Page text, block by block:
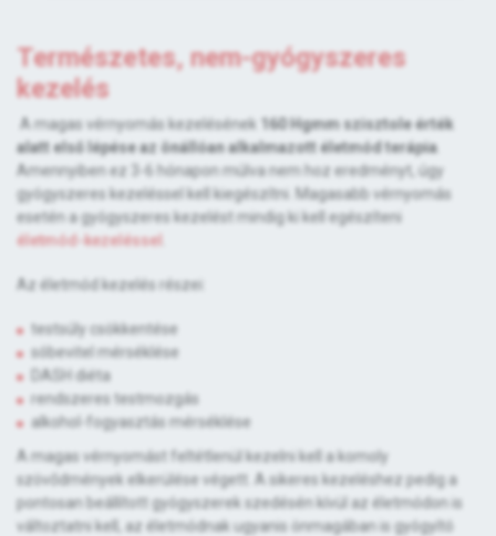
Természetes, nem-gyógyszeres
kezelés
A magas vérnyomás kezelésének
160 Hgmm szisztole érték
alatt első lépése az önállóan alkalmazott életmód terápia.
Amennyiben ez 3-6 hónapon múlva nem hoz eredményt, úgy
gyógyszeres kezeléssel kell kiegészítni. Magasabb vérnyomás
esetén a gyógyszeres kezelést mindig ki kell egészíteni
életmód-kezeléssel
Az életmód kezelés részei:
testsúly csökkentése
sóbevitel mérséklése
DASH diéta
rendszeres testmozgás
alkohol-fogyasztás mérséklése
A magas vérnyomást feltétlenül kezelni kell a komoly
szövődmények elkerülése végett. A sikeres kezeléshez pedig a
pontosan beállított gyógyszerek szedésén kívül az életmódon is
változtatni kell, az életmódnak ugyanis önmagában is gyógyító